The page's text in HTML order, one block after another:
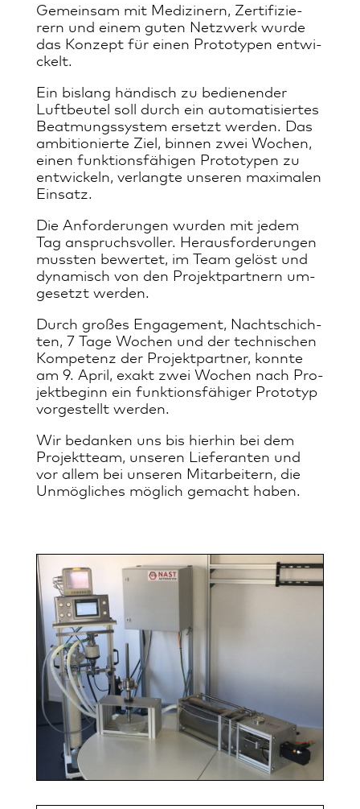
Ge­mein­sam mit Me­di­zi­nern, Zer­ti­fi­zie­
rern und ei­nem gu­ten Netz­werk wur­de
das Kon­zept für ei­nen Pro­to­ty­pen ent­wi­
ckelt.
Ein bis­lang hän­disch zu be­die­nen­der
Luft­beu­tel soll durch ein au­to­ma­ti­sier­tes
Be­at­mungs­sys­tem er­setzt wer­den. Das
am­bi­tio­nier­te Ziel, bin­nen zwei Wo­chen,
ei­nen funk­ti­ons­fä­hi­gen Pro­to­ty­pen zu
ent­wi­ckeln, ver­lang­te un­se­ren ma­xi­ma­len
Ein­satz.
Die An­for­de­run­gen wur­den mit je­dem
Tag an­spruchs­­vol­ler. Her­aus­for­de­run­gen
muss­ten be­wer­tet, im Team ge­löst und
dy­na­misch von den Pro­jekt­part­nern um­
ge­setzt wer­den.
Durch gro­ßes En­ga­ge­ment, Nacht­schich­
ten, 7 Ta­ge Wo­chen und der tech­ni­schen
Kom­pe­tenz der Pro­jek­t­­part­ner, konn­te
am 9. Ap­ril, ex­akt zwei Wo­chen nach Pro­
jekt­be­ginn ein funk­ti­ons­fä­hi­ger Pro­to­typ
vor­ge­stellt wer­den.
Wir be­dan­ken uns bis hier­hin bei dem
Pro­jekt­team, un­se­ren Lie­fe­ran­ten und
vor al­lem bei un­se­ren Mit­ar­bei­tern, die
Un­mög­li­ches mög­lich ge­macht ha­ben.